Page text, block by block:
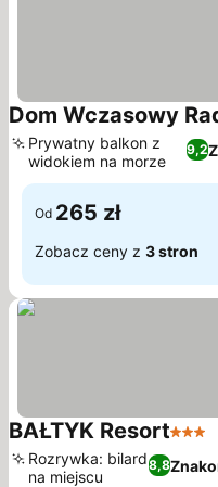
Dom Wczasowy
9,2
Prywatny balkon z
widokiem na morze
Od 265 zł
Zobacz ceny z 3 stron
BAŁTYK Resort3
8,8
Rozrywka: bilard
na miejscu